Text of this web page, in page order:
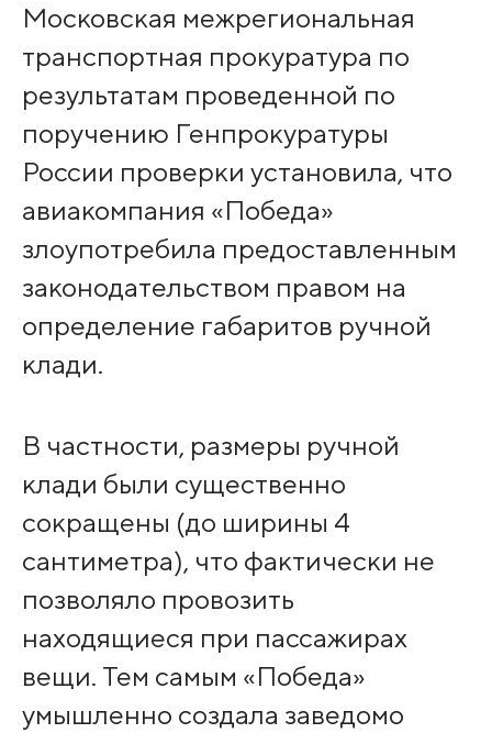
Московская межрегиональная
транспортная прокуратура по
результатам проведенной по
поручению Генпрокуратуры
России проверки установила, что
авиакомпания «Победа»
злоупотребила предоставленным
законодательством правом на
определение габаритов ручной
клади.
В частности, размеры ручной
клади были существенно
сокращены (до ширины 4
сантиметра), что фактически не
позволяло провозить
находящиеся при пассажирах
вещи. Тем самым «Победа»
умышленно создала заведомо